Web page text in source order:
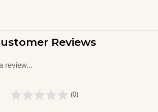
Reviews
review...
(0)